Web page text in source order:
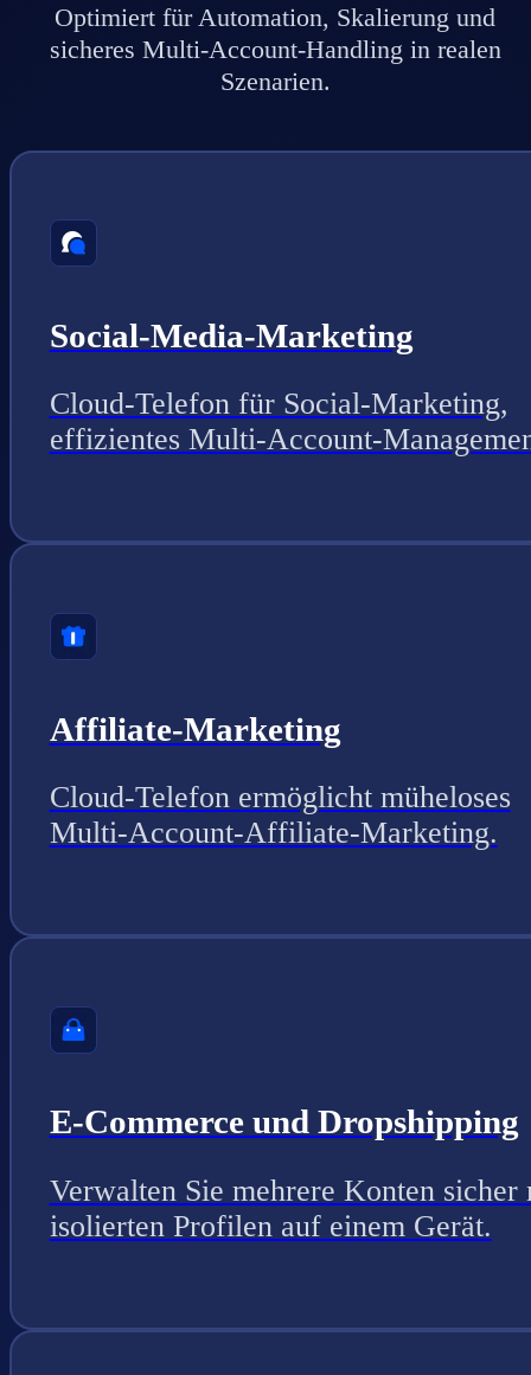
Optimiert für Automation, Skalierung und
sicheres Multi-Account-Handling in realen
Szenarien.
Social-Media-Marketing
Cloud-Telefon für Social-Marketing,
effizientes Multi-Account-
Affiliate-Marketing
Cloud-Telefon ermöglicht müheloses
Multi-Account-Affiliate-Marketing.
E-Commerce und Dropshipping
Verwalten Sie mehrere Konten sicher
isolierten Profilen auf einem Gerät.